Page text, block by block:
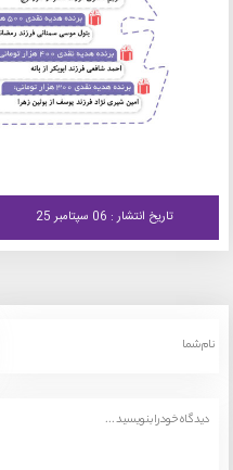
تاریخ انتشار : 06 سپتامبر 25